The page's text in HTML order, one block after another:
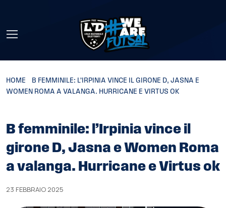
HOME
B FEMMINILE: L’IRPINIA VINCE IL GIRONE D, JASNA E
WOMEN ROMA A VALANGA. HURRICANE E VIRTUS OK
B femminile: l’Irpinia vince il
girone D, Jasna e Women Roma
a valanga. Hurricane e Virtus ok
23 FEBBRAIO 2025